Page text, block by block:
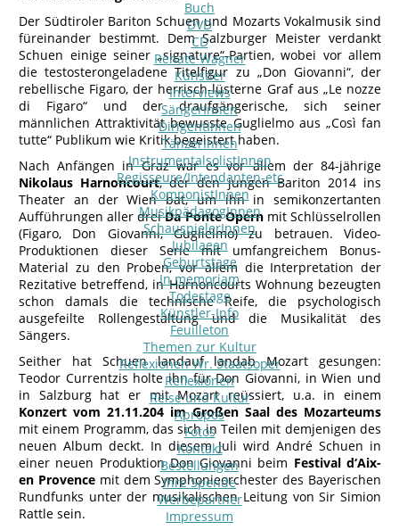
Buch
DVD
CD
Renate Wagner
Künstler
Interviews
SängerInnen
DirigentInnen
TänzerInnen
InstrumentalsolistInnen
Regisseure/Intendanten-etc
KomponistInnen
MusikpädagogInnen
SchauspielerInnen
Jubilaeen
Geburtstage
In memoriam
Todestage
Künstler-Info
Feuilleton
Themen zur Kultur
Reflexionen Wr. Staatsoper
Reflexionen
Reise und Kultur
Apropos
Fotos
Kontakt
Bestellungen
Ihre Spende
Werbepartner
Impressum
Der Südtiroler Bariton Schuen und Mozarts Vokalmusik sind
füreinander bestimmt. Dem Salzburger Meister verdankt
Schuen einige seiner „signature“-Partien, wobei vor allem
die testosterongeladene Titelfigur zu „Don Giovanni“, der
rebellische Figaro, der herrisch-lüsterne Graf aus „Le nozze
di Figaro“ und der draufgängerische, sich seiner
männlichen Attraktivität bewusste Guglielmo aus „Così fan
tutte“ Publikum wie Kritik begeistert haben.
Nach Anfängen in Graz war es vor allem der 84-jährige
Nikolaus Harnoncourt, der den jungen Bariton 2014 ins
Theater an der Wien bat, um ihn in semikonzertanten
Aufführungen aller dreiDa Ponte Opernmit Schlüsselrollen
(Figaro, Don Giovanni, Guglielmo) zu betrauen. Video-
Produktionen dieser Serie mit umfangreichem Bonus-
Material zu den Proben, vor allem die Interpretation der
Rezitative betreffend, in Harnoncourts Wohnung bezeugten
schon damals die technische Reife, die psychologisch
ausgefeilte Rollengestaltung und die Musikalität des
Sängers.
Seither hat Schuen landauf landab Mozart gesungen:
Teodor Currentzis holte ihn für Don Giovanni, in Wien und
in Salzburg hat er mit Mozart reüssiert, u.a. in einem
Konzert vom 21.11.204 im Großen Saal des Mozarteums
mit einem Programm, das sich in Teilen mit demjenigen des
neuen Album deckt. In diesem Juli wird André Schuen in
einer neuen Produktion Don Giovanni beim Festival d‘Aix-
en Provencemit dem Symphonieorchester des Bayerischen
Rundfunks unter der musikalischen Leitung von Sir Simion
Rattle sein.